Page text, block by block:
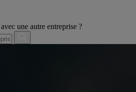
une autre entreprise ?